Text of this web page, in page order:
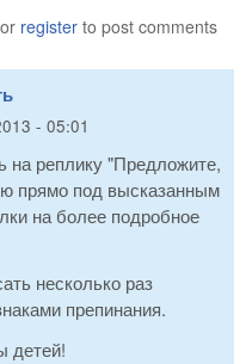
or register to post comments
- 05:01
на реплику "Предложите,
прямо под высказанным
на более подробное
несколько раз
препинания.
детей!